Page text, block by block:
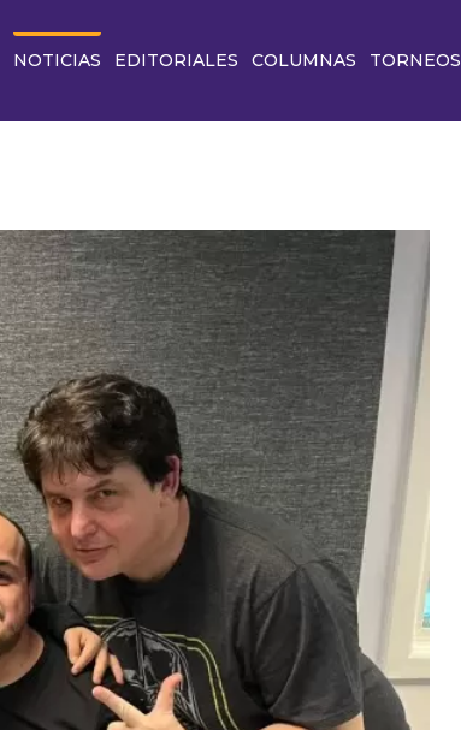
NOTICIAS EDITORIALES COLUMNAS TORNEOS